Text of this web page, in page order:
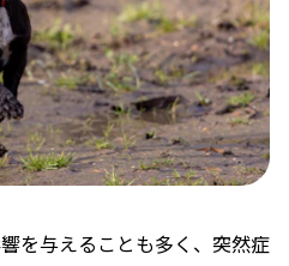
を与えることも多く、突然症